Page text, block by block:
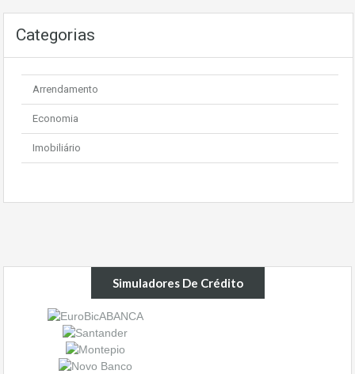
Categorias
Arrendamento
Economia
Imobiliário
Simuladores De Crédito